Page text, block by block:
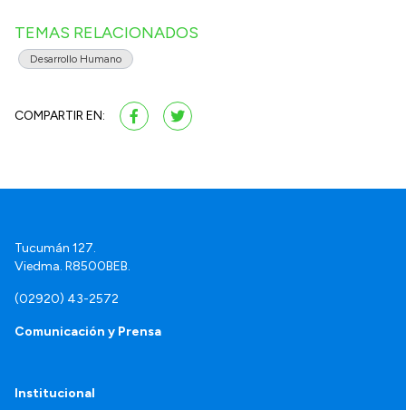
TEMAS RELACIONADOS
Desarrollo Humano
COMPARTIR EN:
Tucumán 127.
Viedma. R8500BEB.
(02920) 43-2572
Comunicación y Prensa
Institucional